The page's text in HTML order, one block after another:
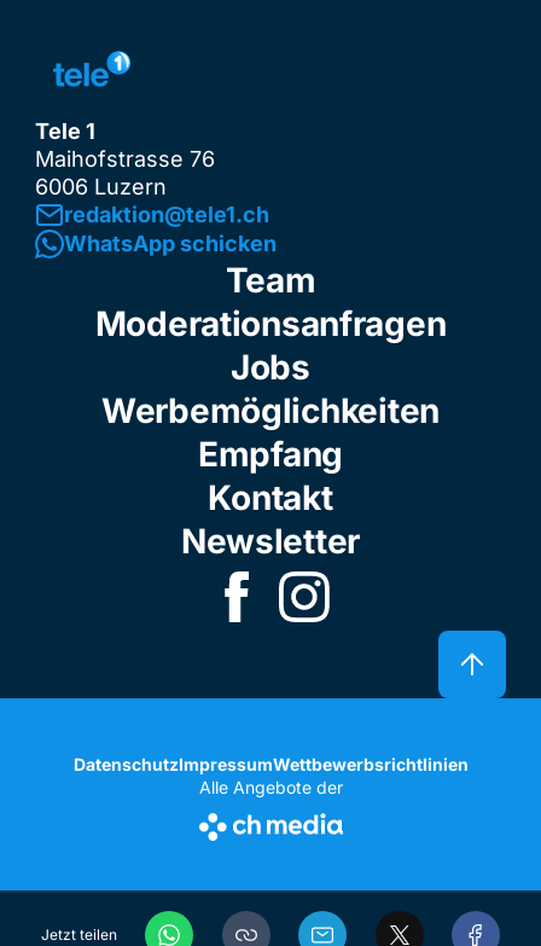
Jetzt teilen
Tele 1
Maihofstrasse 76
6006 Luzern
redaktion@tele1.ch
WhatsApp schicken
Team
Moderationsanfragen
Jobs
Werbemöglichkeiten
Empfang
Kontakt
Newsletter
DatenschutzImpressumWettbewerbsrichtlinien
Alle Angebote der